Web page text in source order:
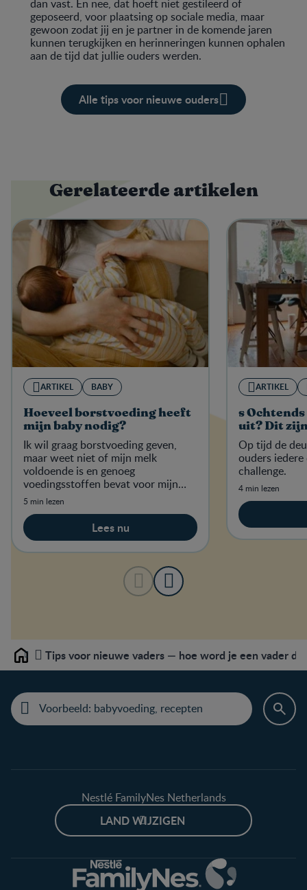
dan vast. En nee, dat hoeft niet gestileerd of
geposeerd, voor plaatsing op sociale media, maar
gewoon zodat jij en je partner in de komende jaren
kunnen terugkijken en herinneringen kunnen ophalen
aan de tijd dat jullie ouders werden.
Alle tips voor nieuwe ouders
Gerelateerde artikelen
ARTIKEL BABY
Hoeveel borstvoeding heeft
mijn baby nodig?
Ik wil graag borstvoeding geven,
maar weet niet of mijn melk
voldoende is en genoeg
voedingsstoffen bevat voor mijn
baby. Wat kan ik doen om mijn
5 min lezen
Lees nu
ARTIKEL
s
uit? Dit
Op tijd de
ouders
challenge.
4 min lezen
Home Tips voor nieuwe vaders — hoe word je een vader
Nestlé FamilyNes Netherlands
LAND WIJZIGEN